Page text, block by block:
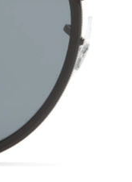
Glasbreite
Glasbreite